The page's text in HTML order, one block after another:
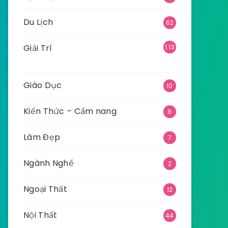
Du Lịch 62
Giải Trí
1.13
Giáo Dục 10
Kiến Thức – Cẩm nang 8
Làm Đẹp 7
Ngành Nghề 2
Ngoại Thất 12
Nội Thất 44